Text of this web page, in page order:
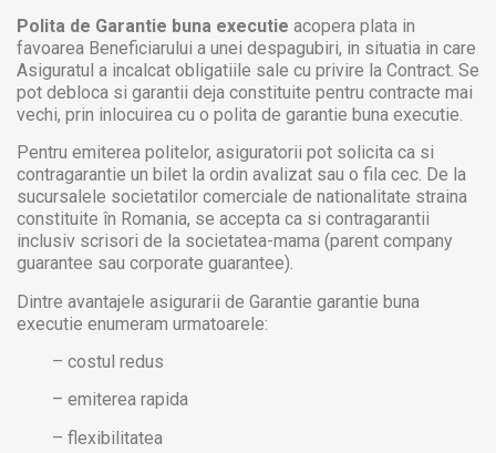
Polita de Garantie buna executie acopera plata in
favoarea Beneficiarului a unei despagubiri, in situatia in care
Asiguratul a incalcat obligatiile sale cu privire la Contract. Se
pot debloca si garantii deja constituite pentru contracte mai
vechi, prin inlocuirea cu o polita de garantie buna executie.
Pentru emiterea politelor, asiguratorii pot solicita ca si
contragarantie un bilet la ordin avalizat sau o fila cec. De la
sucursalele societatilor comerciale de nationalitate straina
constituite în Romania, se accepta ca si contragarantii
inclusiv scrisori de la societatea-mama (parent company
guarantee sau corporate guarantee).
Dintre avantajele asigurarii de Garantie garantie buna
executie enumeram urmatoarele:
– costul redus
– emiterea rapida
– flexibilitatea